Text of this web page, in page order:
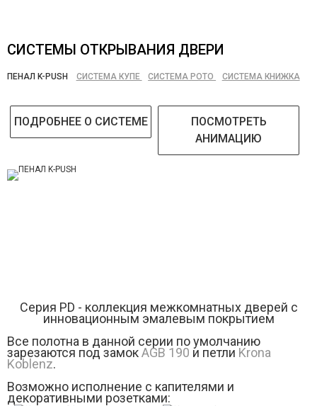
СИСТЕМЫ ОТКРЫВАНИЯ ДВЕРИ
ПЕНАЛ K-PUSH СИСТЕМА КУПЕ СИСТЕМА РОТО СИСТЕМА КНИЖКА
ПОДРОБНЕЕ О СИСТЕМЕ
ПОСМОТРЕТЬ
АНИМАЦИЮ
Серия РD - коллекция межкомнатных дверей с
инновационным эмалевым покрытием
Все полотна в данной серии по умолчанию
зарезаются под замокAGB 190 и петли Krona
Koblenz.
Возможно исполнение с капителями и
декоративными розетками: